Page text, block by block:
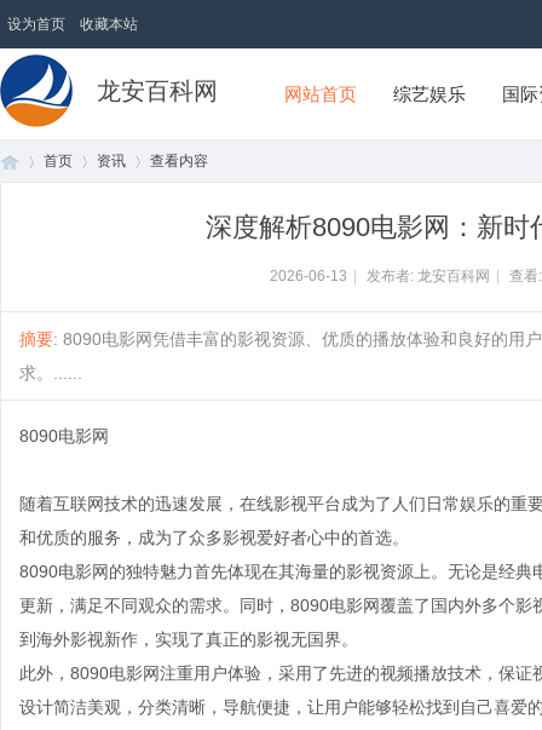
设为首页 收藏本站
龙安百科网 网站首页 综艺娱乐 国
首页 资讯 查看内容
深度解析8090电影网：新
2026-06-13 发布者: 龙安百科网 查
摘要: 8090电影网凭借丰富的影视资源、优质的播放体验和良好的用
求。......
8090电影网
随着互联网技术的迅速发展，在线影视平台成为了人们日常娱乐的
和优质的服务，成为了众多影视爱好者心中的首选。
8090电影网的独特魅力首先体现在其海量的影视资源上。无论是经
更新，满足不同观众的需求。同时，8090电影网覆盖了国内外多个
到海外影视新作，实现了真正的影视无国界。
此外，8090电影网注重用户体验，采用了先进的视频播放技术，保
设计简洁美观，分类清晰，导航便捷，让用户能够轻松找到自己喜